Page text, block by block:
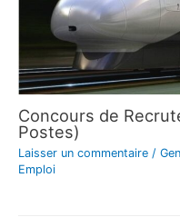
Concours de
Postes)
Laisser un commentaire /
Emploi